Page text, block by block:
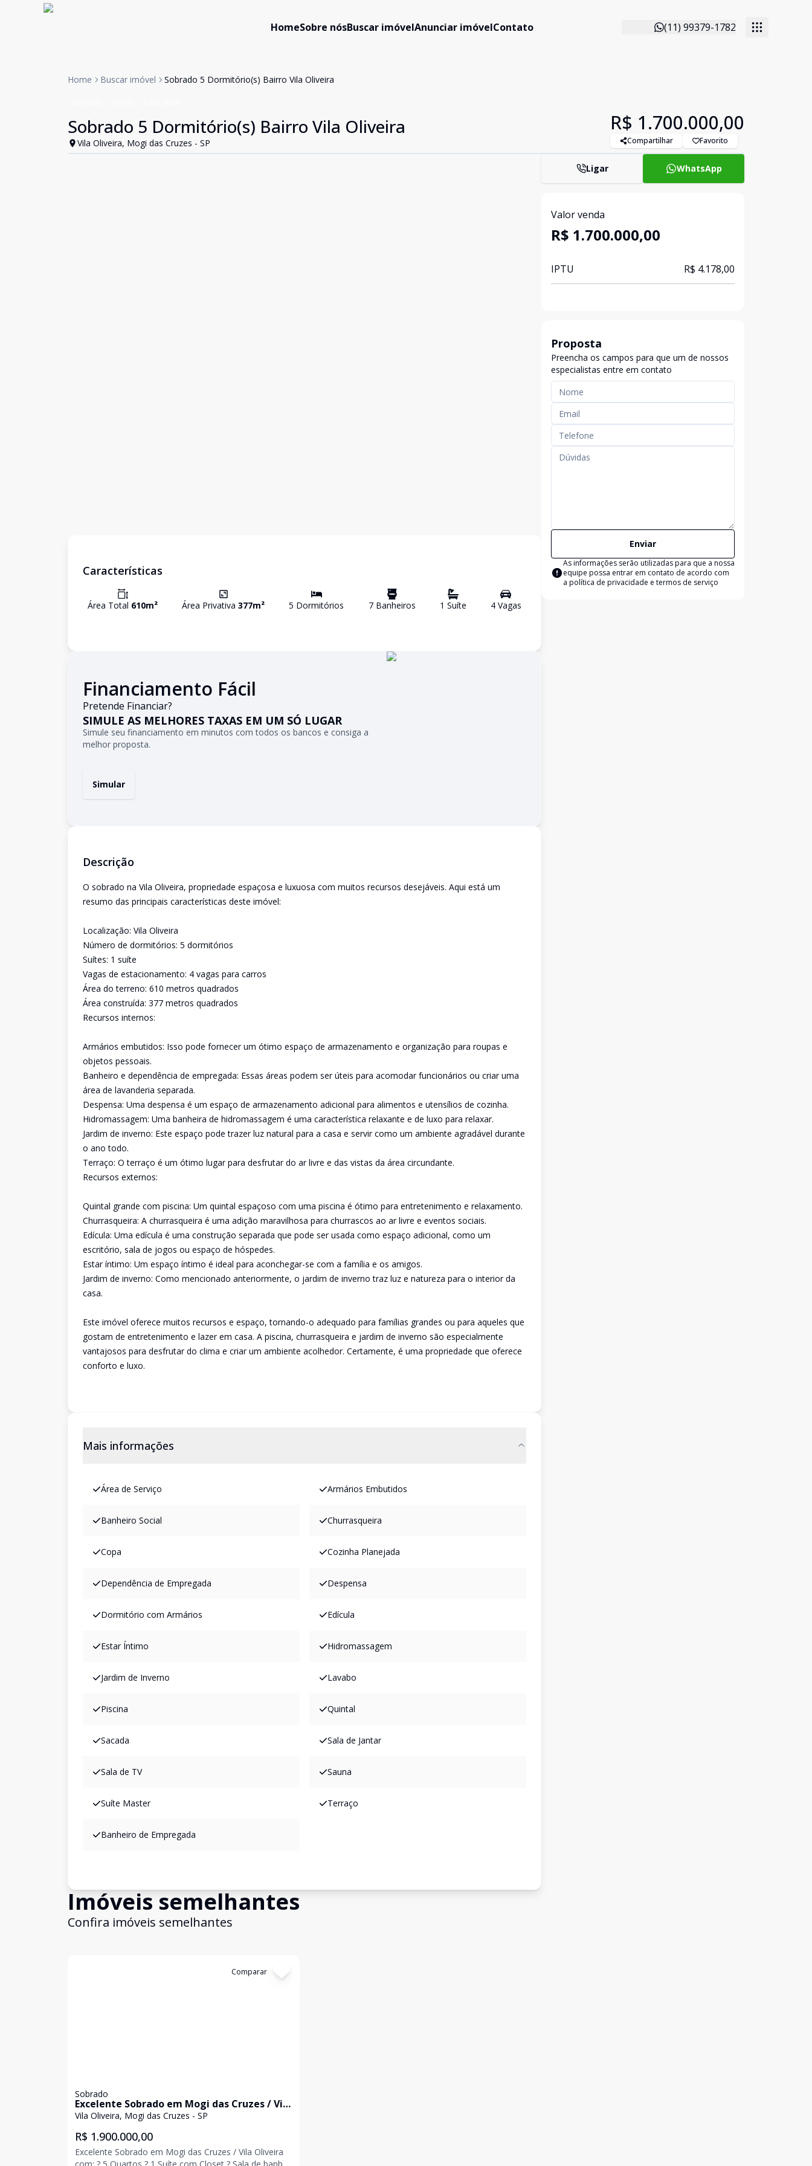
HomeSobre nósBuscar imóvelAnunciar imóvelContato (11) 99379-1782
Home Buscar imóvel Sobrado 5 Dormitório(s) Bairro Vila Oliveira
Sobrado 5 Dormitório(s) Bairro Vila Oliveira
Vila Oliveira, Mogi das Cruzes - SP
R$ 1.700.000,00
Compartilhar Favorito
Características
Área Total 610m² Área Privativa377m² 5 Dormitórios 7Banheiros 1 Suíte 4Vagas
Financiamento Fácil
Pretende Financiar?
SIMULE AS MELHORES TAXAS EM UM SÓ LUGAR
Simule seu financiamento em minutos com todos os bancos e consiga a
melhor proposta.
Simular
Descrição
O sobrado na Vila Oliveira, propriedade espaçosa e luxuosa com muitos recursos desejáveis. Aqui está um
resumo das principais características deste imóvel:
Localização: Vila Oliveira
Número de dormitórios: 5 dormitórios
Suítes: 1 suíte
Vagas de estacionamento: 4 vagas para carros
Área do terreno: 610 metros quadrados
Área construída: 377 metros quadrados
Recursos internos:
Armários embutidos: Isso pode fornecer um ótimo espaço de armazenamento e organização para roupas e
objetos pessoais.
Banheiro e dependência de empregada: Essas áreas podem ser úteis para acomodar funcionários ou criar uma
área de lavanderia separada.
Despensa: Uma despensa é um espaço de armazenamento adicional para alimentos e utensílios de cozinha.
Hidromassagem: Uma banheira de hidromassagem é uma característica relaxante e de luxo para relaxar.
Jardim de inverno: Este espaço pode trazer luz natural para a casa e servir como um ambiente agradável durante
o ano todo.
Terraço: O terraço é um ótimo lugar para desfrutar do ar livre e das vistas da área circundante.
Recursos externos:
Quintal grande com piscina: Um quintal espaçoso com uma piscina é ótimo para entretenimento e relaxamento.
Churrasqueira: A churrasqueira é uma adição maravilhosa para churrascos ao ar livre e eventos sociais.
Edícula: Uma edícula é uma construção separada que pode ser usada como espaço adicional, como um
escritório, sala de jogos ou espaço de hóspedes.
Estar íntimo: Um espaço íntimo é ideal para aconchegar-se com a família e os amigos.
Jardim de inverno: Como mencionado anteriormente, o jardim de inverno traz luz e natureza para o interior da
casa.
Este imóvel oferece muitos recursos e espaço, tornando-o adequado para famílias grandes ou para aqueles que
gostam de entretenimento e lazer em casa. A piscina, churrasqueira e jardim de inverno são especialmente
vantajosos para desfrutar do clima e criar um ambiente acolhedor. Certamente, é uma propriedade que oferece
conforto e luxo.
Mais informações
Área de Serviço Armários Embutidos
Banheiro Social Churrasqueira
Copa Cozinha Planejada
Dependência de Empregada Despensa
Dormitório com Armários Edícula
Estar Íntimo Hidromassagem
Jardim de Inverno Lavabo
Piscina Quintal
Sacada Sala de Jantar
Sala de TV Sauna
Suíte Master Terraço
Banheiro de Empregada
Imóveis semelhantes
Confira imóveis semelhantes
Comparar
Sobrado
Excelente Sobrado em Mogi das Cruzes / Vila
Oliveira
Vila Oliveira, Mogi das Cruzes - SP
R$ 1.900.000,00
Excelente Sobrado em Mogi das Cruzes / Vila Oliveira
Ligar WhatsApp
Valor venda
R$ 1.700.000,00
IPTU R$ 4.178,00
Proposta
Preencha os campos para que um de nossos
especialistas entre em contato
Enviar
As informações serão utilizadas para que a nossa
equipe possa entrar em contato de acordo com
a política de privacidade e termos de serviço